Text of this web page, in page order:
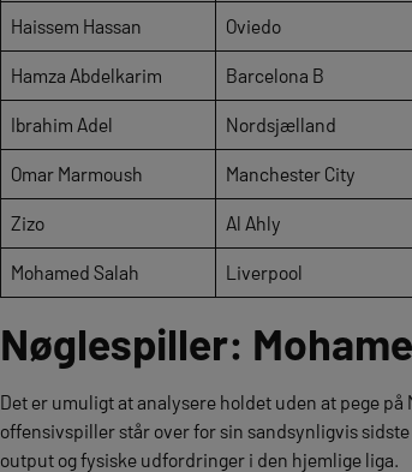
Haissem Hassan Oviedo
Hamza Abdelkarim Barcelona B
Ibrahim Adel Nordsjælland
Omar Marmoush Manchester City
Zizo Al Ahly
Mohamed Salah Liverpool
Nøglespiller:
Det er umuligt at analysere holdet uden at pege
offensivspiller står over for sin sandsynligvis
output og fysiske udfordringer i den hjemlige liga.